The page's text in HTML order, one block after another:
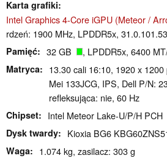
Karta grafiki
Intel Graphics 4-Core iGPU (Meteor /
rdzeń: 1900 MHz, LPDDR5x,
Pamięć 32 GB , LPDDR5x, 6400
Matryca
13.30 cali 16:10, 1920 x
Mei 133JCG, IPS, Dell P/N:
refleksująca: nie, 60 Hz
Chipset Intel Meteor Lake-U/P/H PCH
Dysk twardy Kioxia BG6
Waga 1.074 kg, zasilacz: 303 g